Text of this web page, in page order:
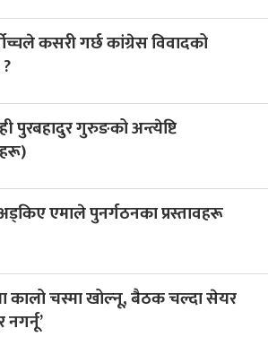
कसरी गर्छ कांग्रेस विवादको
पुरबहादुर गुरुङको अन्त्येष्टि
एमाले पुनर्गठनका प्रस्तावहरू
कालो चस्मा खोल्नू, बैठक चल्दा सेयर
नगर्नू’